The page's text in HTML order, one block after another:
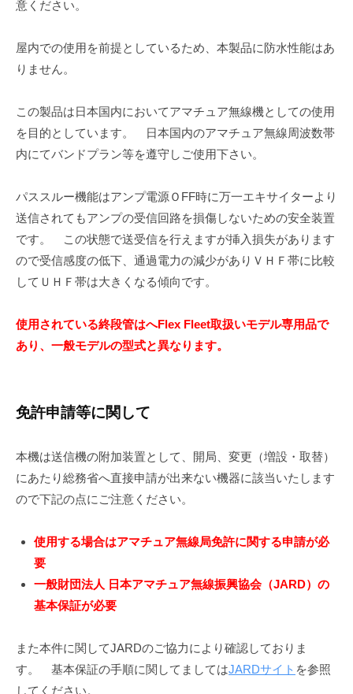
意ください。
屋内での使用を前提としているため、本製品に防水性能はあ
りません。
この製品は日本国内においてアマチュア無線機としての使用
を目的としています。 日本国内のアマチュア無線周波数帯
内にてバンドプラン等を遵守しご使用下さい。
パススルー機能はアンプ電源ＯFF時に万一エキサイターより
送信されてもアンプの受信回路を損傷しないための安全装置
です。 この状態で送受信を行えますが挿入損失があります
ので受信感度の低下、通過電力の減少がありＶＨＦ帯に比較
してＵＨＦ帯は大きくなる傾向です。
使用されている終段管はへFlex Fleet取扱いモデル専用品で
あり、一般モデルの型式と異なります。
免許申請等に関して
本機は送信機の附加装置として、開局、変更（増設・取替）
にあたり総務省へ直接申請が出来ない機器に該当いたします
ので下記の点にご注意ください。
使用する場合はアマチュア無線局免許に関する申請が必
要
一般財団法人 日本アマチュア無線振興協会（JARD）の
基本保証が必要
また本件に関してJARDのご協力により確認しておりま
す。 基本保証の手順に関してましてはJARDサイト を参照
してください。